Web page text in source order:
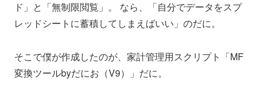
ド」と「無制限閲覧」。 なら、「自分でデータをスプ
レッドシートに蓄積してしまえばいい」のだに。
そこで僕が作成したのが、家計管理用スクリプト「MF
変換ツールbyだにお（V9）」だに。